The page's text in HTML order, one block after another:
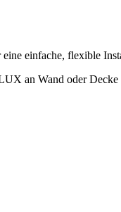
einfache, flexible
an Wand oder Decke